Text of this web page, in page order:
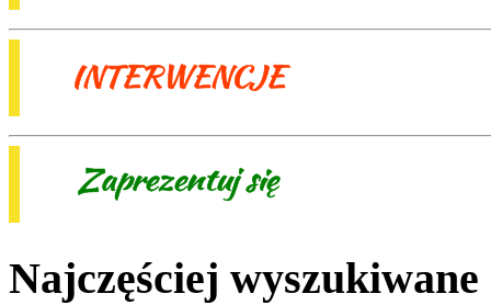
Najczęściej wyszukiwane